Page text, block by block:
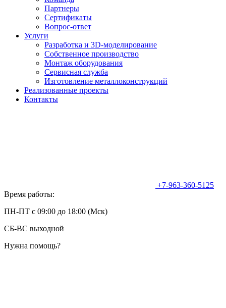
Партнеры
Сертификаты
Вопрос-ответ
Услуги
Разработка и 3D-моделирование
Собственное производство
Монтаж оборудования
Сервисная служба
Изготовление металлоконструкций
Реализованные проекты
Контакты
+7-963-360-5125
Время работы:
ПН-ПТ с 09:00 до 18:00 (Мск)
СБ-ВС выходной
Нужна помощь?